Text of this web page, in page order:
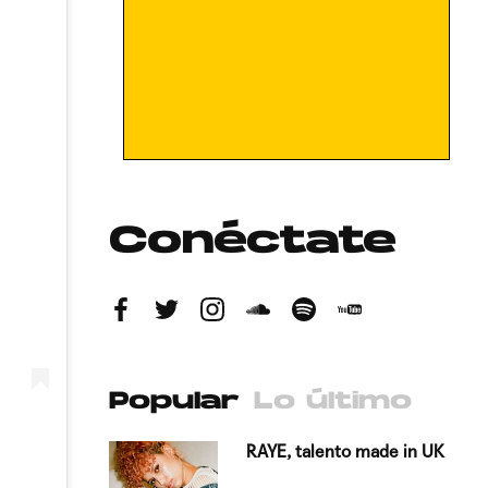
Conéctate
Popular Lo último
RAYE, talento made in UK